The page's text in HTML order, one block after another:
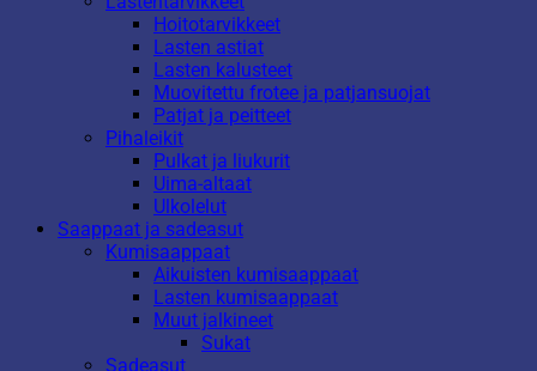
Hoitotarvikkeet
Lasten astiat
Lasten kalusteet
Muovitettu frotee ja patjansuojat
Patjat ja peitteet
Pihaleikit
Pulkat ja liukurit
Uima-altaat
Ulkolelut
Saappaat ja sadeasut
Kumisaappaat
Aikuisten kumisaappaat
Lasten kumisaappaat
Muut jalkineet
Sukat
Sadeasut